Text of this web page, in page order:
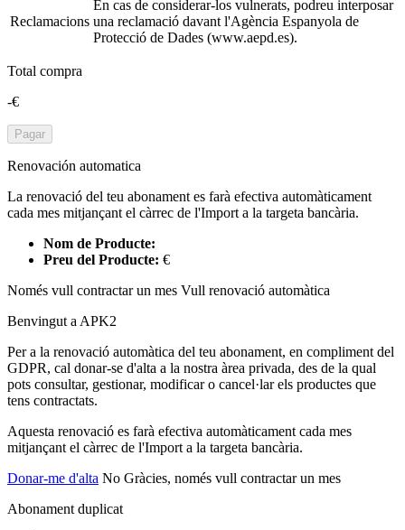
Reclamacions
En cas de considerar-los vulnerats, podreu interposar
una reclamació davant l'Agència Espanyola de
Protecció de Dades (www.aepd.es).
Total compra
-€
Pagar
Renovación automatica
La renovació del teu abonament es farà efectiva automàticament
cada mes mitjançant el càrrec de l'Import a la targeta bancària.
Nom de Producte:
Preu del Producte: €
Només vull contractar un mes Vull renovació automàtica
Benvingut a APK2
Per a la renovació automàtica del teu abonament, en compliment del
GDPR, cal donar-se d'alta a la nostra àrea privada, des de la qual
pots consultar, gestionar, modificar o cancel·lar els productes que
tens contractats.
Aquesta renovació es farà efectiva automàticament cada mes
mitjançant el càrrec de l'Import a la targeta bancària.
Donar-me d'alta No Gràcies, només vull contractar un mes
Abonament duplicat